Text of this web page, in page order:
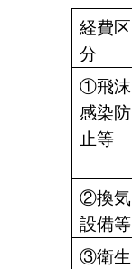
経費区
分
①飛沫
感染防
止等
②換気
設備等
③衛生